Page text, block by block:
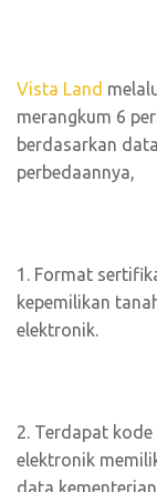
Vista Land
merangkum 6
berdasarkan
perbedaannya,
1. Format
kepemilikan
elektronik.
2. Terdapat
elektronik
data